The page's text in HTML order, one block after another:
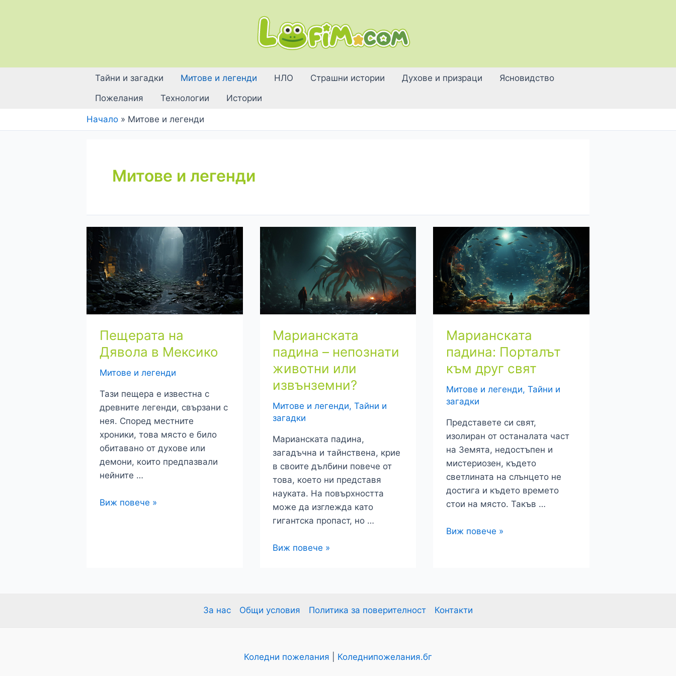
Тайни и загадки Митове и легенди НЛО Страшни истории Духове и призраци
Ясновидство
Пожелания
Технологии Истории
Начало Митове и легенди
Митове и легенди
Пещерата на
Дявола в Мексико
Митове и легенди
Тази пещера е известна с
древните легенди, свързани с
нея. Според местните
хроники, това място е било
обитавано от духове или
демони, които предпазвали
нейните …
Пещерата
Виж повече »
Марианската
падина – непознати
животни или
извънземни?
Митове и легенди,Тайни и
загадки
Марианската падина,
загадъчна и тайнствена, крие
в своите дълбини повече от
това, което ни представя
науката. На повърхността
може да изглежда като
гигантска пропаст, но …
Марианската
или
Виж повече »
Марианската
падина: Порталът
към друг свят
Митове и легенди, Тайни и
загадки
Представете си свят,
изолиран от останалата част
на Земята, недостъпен и
мистериозен, където
светлината на слънцето не
достига и където времето
стои на място. Такъв …
Марианската
Виж повече »
За нас Общи условия Политика за поверителност Контакти
Коледни пожелания Коледнипожелания.бг